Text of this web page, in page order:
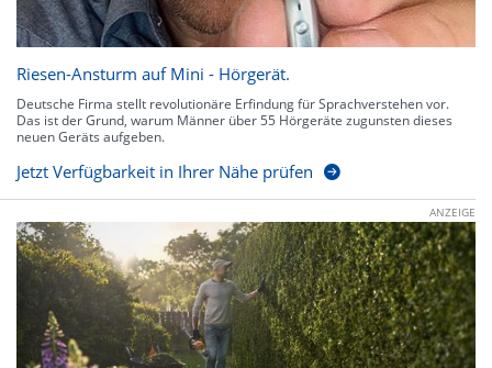
Riesen-Ansturm auf Mini - Hörgerät.
Deutsche Firma stellt revolutionäre Erfindung für Sprachverstehen vor.
Das ist der Grund, warum Männer über 55 Hörgeräte zugunsten dieses
neuen Geräts aufgeben.
Jetzt Verfügbarkeit in Ihrer Nähe prüfen
ANZEIGE